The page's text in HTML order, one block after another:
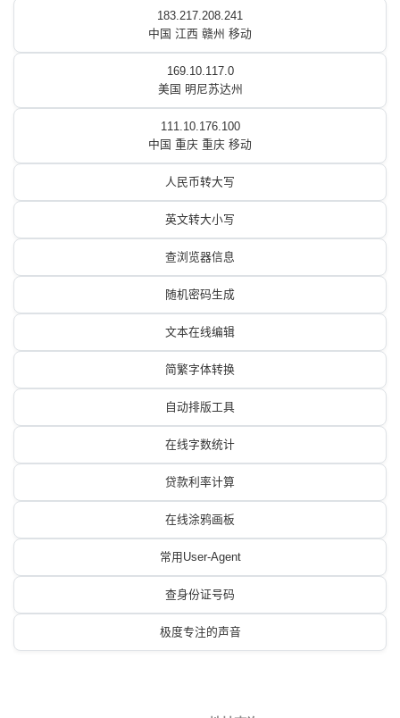
183.217.208.241
中国 江西 赣州 移动
169.10.117.0
美国 明尼苏达州
111.10.176.100
中国 重庆 重庆 移动
人民币转大写
英文转大小写
查浏览器信息
随机密码生成
文本在线编辑
简繁字体转换
自动排版工具
在线字数统计
贷款利率计算
在线涂鸦画板
常用User-Agent
查身份证号码
极度专注的声音